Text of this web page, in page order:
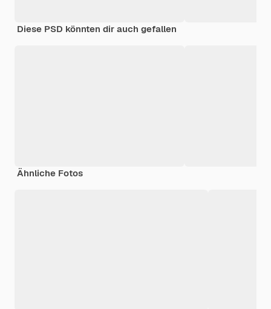
Diese PSD könnten dir auch gefallen
Ähnliche Fotos